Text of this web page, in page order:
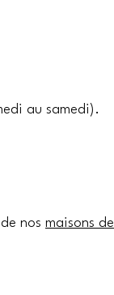
au samedi).
nos maisons de